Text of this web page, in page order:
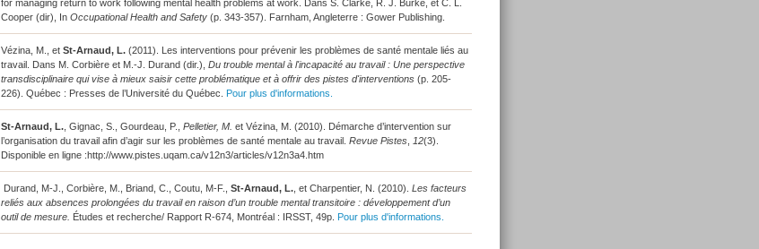
for managing return to work following mental health problems at work. Dans S. Clarke, R. J. Burke, et C. L.
Cooper (dir), In Occupational Health and Safety(p. 343-357). Farnham, Angleterre : Gower Publishing.
Vézina, M., et St-Arnaud, L. (2011). Les interventions pour prévenir les problèmes de santé mentale liés au
travail. Dans M. Corbière et M.-J. Durand (dir.), Du trouble mental à l'incapacité au travail : Une perspective
transdisciplinaire qui vise à mieux saisir cette problématique et à offrir des pistes d'interventions(p. 205-
226). Québec : Presses de l’Université du Québec.
Pour plus d'informations.
St-Arnaud, L., Gignac, S., Gourdeau, P., Pelletier, M. et Vézina, M. (2010). Démarche d’intervention sur
l’organisation du travail afin d’agir sur les problèmes de santé mentale au travail. Revue Pistes, 12(3).
Disponible en ligne :http://www.pistes.uqam.ca/v12n3/articles/v12n3a4.htm
Durand, M-J., Corbière, M., Briand, C., Coutu, M-F., St-Arnaud, L., et Charpentier, N. (2010). Les facteurs
reliés aux absences prolongées du travail en raison d’un trouble mental transitoire : développement d’un
outil de mesure. Études et recherche/ Rapport R-674, Montréal : IRSST, 49p. Pour plus d'informations.